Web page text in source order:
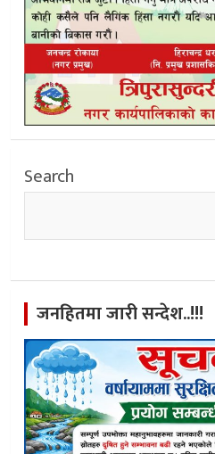
Search
जनहितमा जारी सन्देश..!!!